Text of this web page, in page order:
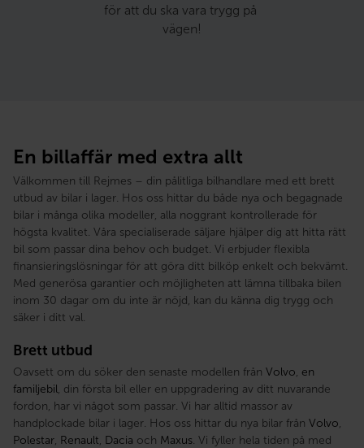
för att du ska vara trygg på
vägen!
En billaffär med extra allt
Välkommen till Rejmes – din pålitliga bilhandlare med ett brett
utbud av bilar i lager. Hos oss hittar du både nya och begagnade
bilar i många olika modeller, alla noggrant kontrollerade för
högsta kvalitet. Våra specialiserade säljare hjälper dig att hitta rätt
bil som passar dina behov och budget. Vi erbjuder flexibla
finansieringslösningar för att göra ditt bilköp enkelt och bekvämt.
Med generösa garantier och möjligheten att lämna tillbaka bilen
inom 30 dagar om du inte är nöjd, kan du känna dig trygg och
säker i ditt val.
Brett utbud
Oavsett om du söker den senaste modellen från Volvo, en
familjebil, din första bil eller en uppgradering av ditt nuvarande
fordon, har vi något som passar. Vi har alltid massor av
handplockade bilar i lager. Hos oss hittar du nya bilar från Volvo,
Polestar, Renault, Dacia och Maxus. Vi fyller hela tiden på med